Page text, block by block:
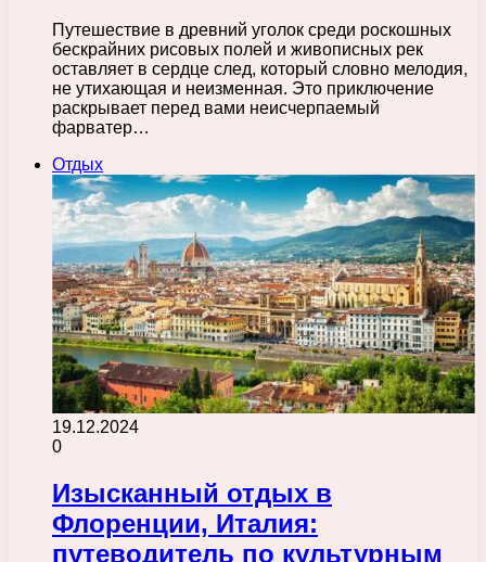
Путешествие в древний уголок среди роскошных
бескрайних рисовых полей и живописных рек
оставляет в сердце след, который словно мелодия,
не утихающая и неизменная. Это приключение
раскрывает перед вами неисчерпаемый
фарватер…
Отдых
19.12.2024
0
Изысканный отдых в
Флоренции, Италия:
путеводитель по культурным